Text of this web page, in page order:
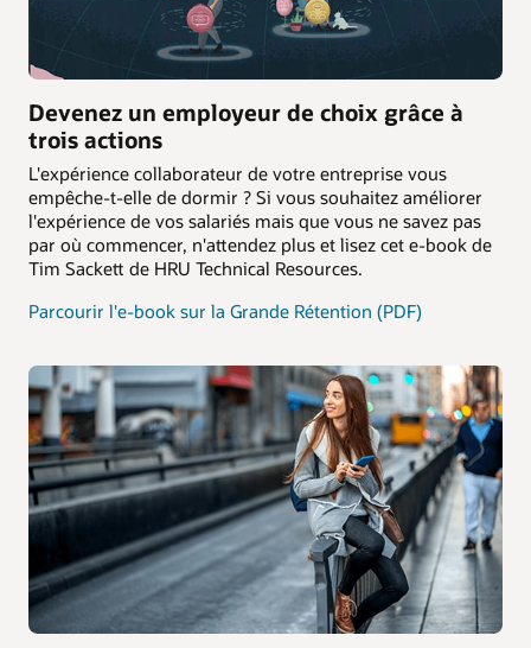
Devenez un employeur de choix grâce à
trois actions
L'expérience collaborateur de votre entreprise vous
empêche-t-elle de dormir ? Si vous souhaitez améliorer
l'expérience de vos salariés mais que vous ne savez pas
par où commencer, n'attendez plus et lisez cet e-book de
Tim Sackett de HRU Technical Resources.
Parcourir l'e-book sur la Grande Rétention (PDF)